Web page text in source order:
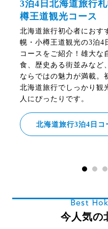
3泊4日北海道旅行
樽王道観光コース
北海道旅行初心者におす
幌・小樽王道観光の3泊4
コースをご紹介！雄大な
食、歴史ある街並みなど
ならではの魅力が満載。
北海道旅行でしっかり観
人にぴったりです。
北海道旅行3泊4日コ
Best
今人気の